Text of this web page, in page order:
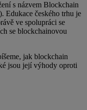
s názvem Blockchain
). Edukace českého trhu je
ve spolupráci se
se blockchainovou
jak blockchain
jsou její výhody oproti